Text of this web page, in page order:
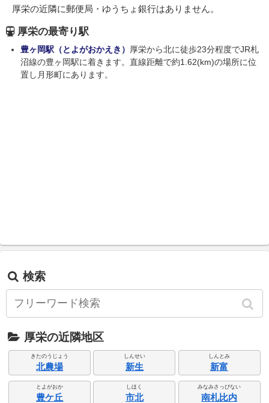
厚栄の近隣に郵便局・ゆうちょ銀行はありません。
厚栄の最寄り駅
豊ヶ岡駅（とよがおかえき） 厚栄から北に徒歩23分程度でJR札
沼線の豊ヶ岡駅に着きます。直線距離で約1.62(km)の場所に位
置し月形町にあります。
検索
厚栄の近隣地区
きたのうじょう
北農場
しんせい
新生
しんとみ
新富
とよがおか
豊ケ丘
しほく
市北
みなみさっぴない
南札比内